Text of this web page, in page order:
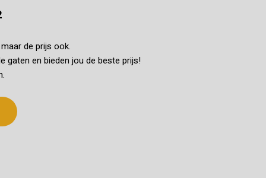
de prijs ook.
gaten en bieden jou de beste prijs!